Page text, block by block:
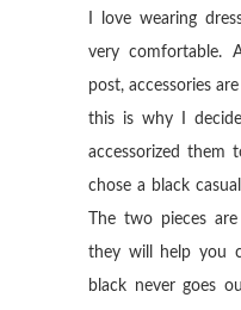
I love wearing
very comfortable.
post, accessories
this is why I
accessorized them
chose a black
The two pieces
they will help you
black never goes